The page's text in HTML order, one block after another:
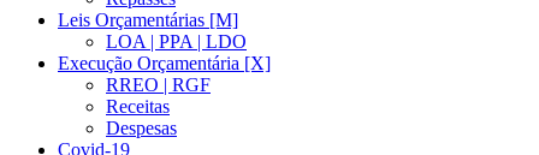
Leis Orçamentárias [M]
LOA | PPA | LDO
Execução Orçamentária [X]
RREO | RGF
Receitas
Despesas
Covid-19